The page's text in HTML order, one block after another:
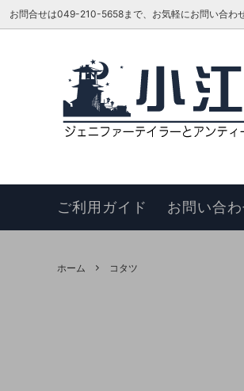
お問合せは049-210-5658まで、お気軽にお問い合わ
ベッド
チェア
TOKAI KAGU/東海家具工業
はじめての方へ
このサイトについて
ご利用ガイド お問い合
ホーム コタツ